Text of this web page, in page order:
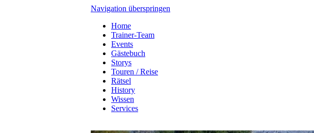
Navigation überspringen
Home
Trainer-Team
Events
Gästebuch
Storys
Touren / Reise
Rätsel
History
Wissen
Services